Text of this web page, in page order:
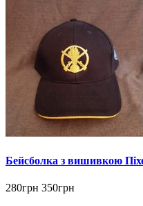
Бейсболка з вишивкою
280грн 350грн